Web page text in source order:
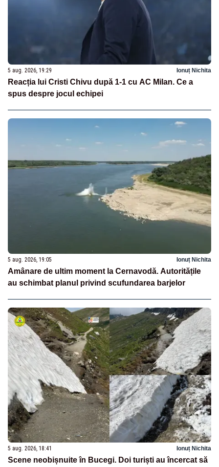
5 aug. 2026, 19:29 Ionuț Nichita
Reacția lui Cristi Chivu după 1-1 cu AC Milan. Ce a
spus despre jocul echipei
5 aug. 2026, 19:05 Ionuț Nichita
Amânare de ultim moment la Cernavodă. Autoritățile
au schimbat planul privind scufundarea barjelor
5 aug. 2026, 18:41 Ionuț Nichita
Scene neobișnuite în Bucegi. Doi turiști au încercat să